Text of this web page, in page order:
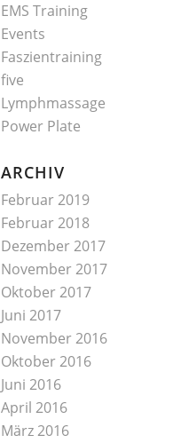
EMS Training
Events
Faszientraining
five
Lymphmassage
Power Plate
ARCHIV
Februar 2019
Februar 2018
Dezember 2017
November 2017
Oktober 2017
Juni 2017
November 2016
Oktober 2016
Juni 2016
April 2016
März 2016